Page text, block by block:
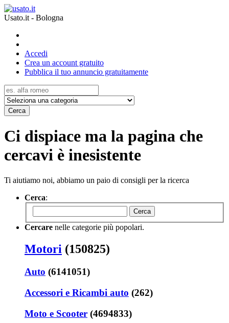
Usato.it - Bologna
Accedi
Crea un account gratuito
Pubblica il tuo annuncio gratuitamente
Cerca
Ci dispiace ma la pagina che
cercavi è inesistente
Ti aiutiamo noi, abbiamo un paio di consigli per la ricerca
Cerca:
Cerca
Cercare nelle categorie più popolari.
Motori (150825)
Auto (6141051)
Accessori e Ricambi auto (262)
Moto e Scooter (4694833)